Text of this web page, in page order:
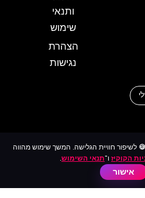
ותנאי
שימוש
הצהרת
נגישות
לשיפור חוויית הגלישה. המשך שימוש מהווה
הקוקיז ו־תנאי השימוש.
אישור